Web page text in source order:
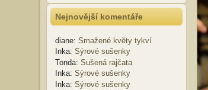
Nejnovější komentáře
diane: Smažené květy tykví
Inka: Sýrové sušenky
Tonda: Sušená rajčata
Inka: Sýrové sušenky
Inka: Sýrové sušenky